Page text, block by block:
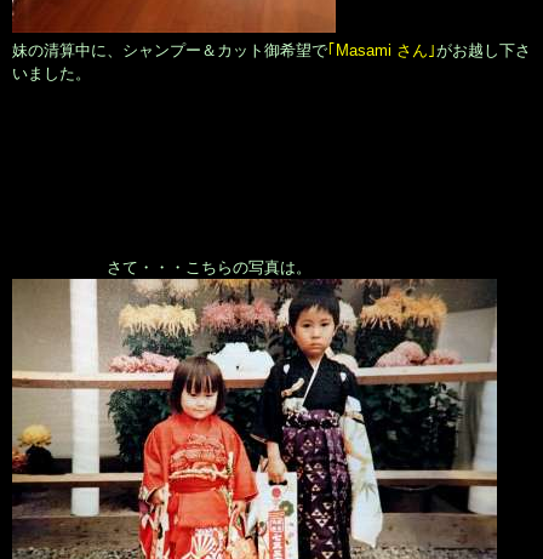
妹の清算中に、シャンプー＆カット御希望で｢Masami さん｣がお越し下さ
いました。
さて・・・こちらの写真は。